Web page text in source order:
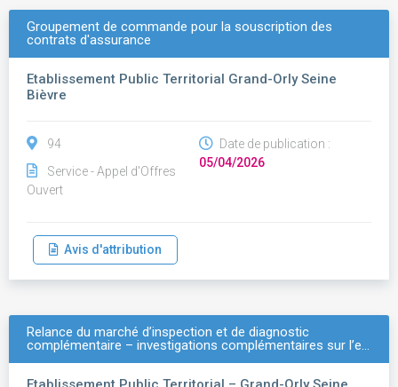
Groupement de commande pour la souscription des
contrats d'assurance
Etablissement Public Territorial Grand-Orly Seine
Bièvre
94
Service - Appel d'Offres
Ouvert
Date de publication :
05/04/2026
Avis d'attribution
Relance du marché d’inspection et de diagnostic
complémentaire – investigations complémentaires sur l’e…